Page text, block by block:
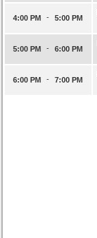
4:00 PM - 5:00 PM
5:00 PM - 6:00 PM
6:00 PM - 7:00 PM